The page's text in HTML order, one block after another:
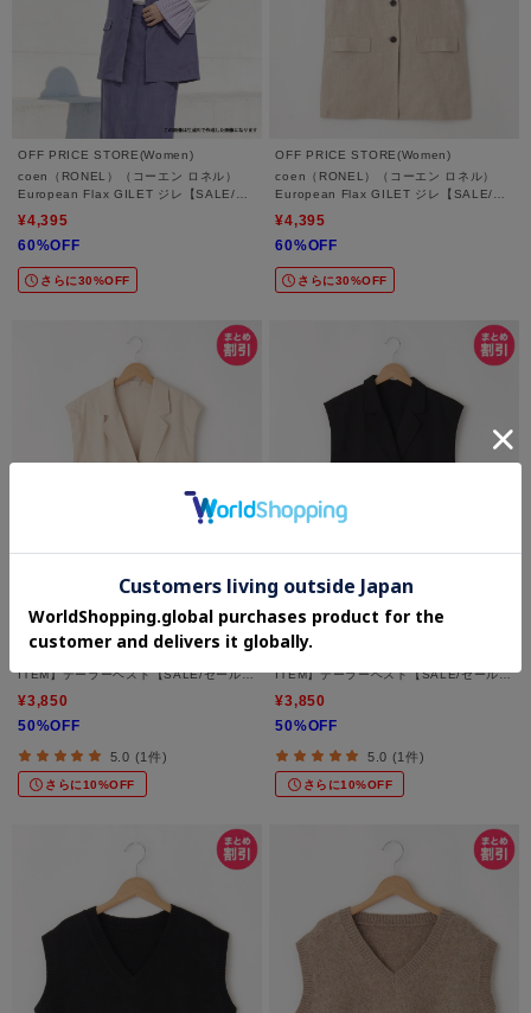
OFF PRICE STORE(Women)
coen（RONEL）（コーエン ロネル）
European Flax GILET ジレ【SALE/セ
トレンド】
¥4,395
60%OFF
さらに30%OFF
OFF PRICE STORE(Women)
coen（RONEL）（コーエン ロネル）
European Flax GILET ジレ【SALE/セ
トレンド】
¥4,395
60%OFF
さらに30%OFF
OFF PRICE STORE(Women)
ITEM】テーラーベスト【SALE/セール/
ンド】
¥3,850
50%OFF
5.0 (1件)
さらに10%OFF
OFF PRICE STORE(Women)
ITEM】テーラーベスト【SALE/セール/
ンド】
¥3,850
50%OFF
5.0 (1件)
さらに10%OFF